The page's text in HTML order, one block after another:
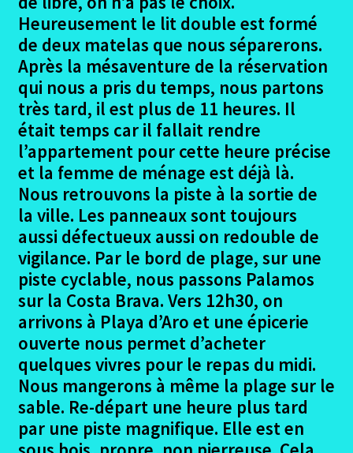
enfant
Eurovelo 8
le
menu
enfant
Pirinexus
Ouvrir
le
menu
Campagny – Palafurgel
Palafurgel – Girona
Girona – Olot
Olot – Prats de Molo
Prats de Molo – Argeles
Bonus photographique Pirinexus
Hebergements Pirinexsus
Conclusion Pirinexus
La Loire à Vélo
le
Heureusement le lit double est formé
de deux matelas que nous séparerons.
Après la mésaventure de la réservation
qui nous a pris du temps, nous partons
très tard, il est plus de 11 heures. Il
était temps car il fallait rendre
l’appartement pour cette heure précise
et la femme de ménage est déjà là.
Nous retrouvons la piste à la sortie de
la ville. Les panneaux sont toujours
aussi défectueux aussi on redouble de
vigilance. Par le bord de plage, sur une
piste cyclable, nous passons Palamos
sur la Costa Brava. Vers 12h30, on
arrivons à Playa d’Aro et une épicerie
ouverte nous permet d’acheter
quelques vivres pour le repas du midi.
Nous mangerons à même la plage sur le
sable. Re-départ une heure plus tard
par une piste magnifique. Elle est en